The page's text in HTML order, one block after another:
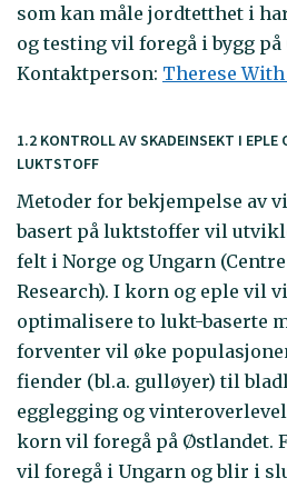
som kan måle jordtetthet i
og testing vil foregå i bygg
Kontaktperson: Therese With
1.2 KONTROLL AV SKADEINSEKT I EPLE
LUKTSTOFF
Metoder for bekjempelse av
basert på luktstoffer vil
felt i Norge og Ungarn
Research). I korn og eple vil
optimalisere to lukt-baserte
forventer vil øke
fiender (bl.a. gulløyer) til
egglegging og
korn vil foregå på Østlandet.
vil foregå i Ungarn og blir i